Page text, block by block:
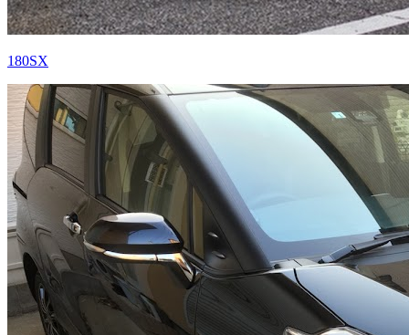
180SX